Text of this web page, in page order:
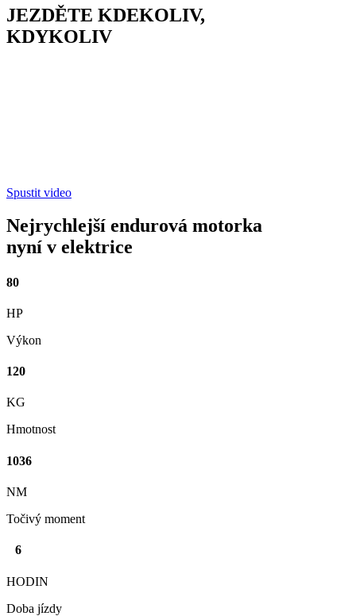
JEZDĚTE KDEKOLIV,
KDYKOLIV
Spustit video
Nejrychlejší endurová motorka
nyní v elektrice
80
HP
Výkon
120
KG
Hmotnost
1036
NM
Točivý moment
6
HODIN
Doba jízdy